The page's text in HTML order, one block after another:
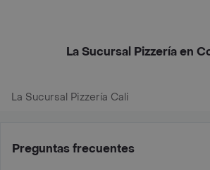
La Sucursal Pizzería en
La Sucursal Pizzería Cali
Preguntas frecuentes